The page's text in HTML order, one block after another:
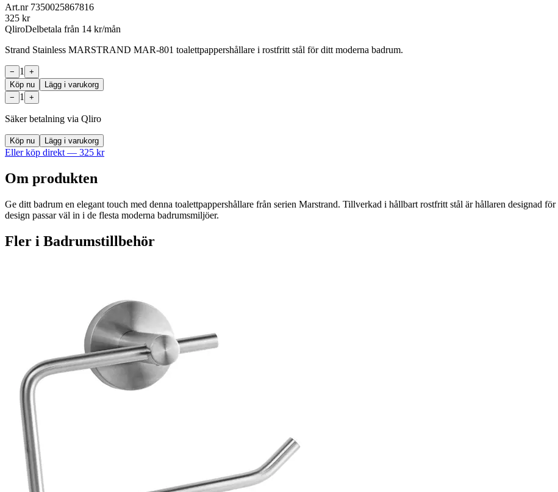
Art.nr 7350025867816
325 kr
QliroDelbetala från 14 kr/mån
Strand Stainless MARSTRAND MAR-801 toalettpappershållare i rostfritt stål för ditt moderna badrum.
− 1
+
Köp nu
Lägg i varukorg
−
1 +
Säker betalning via Qliro
Köp nu Lägg i varukorg
Eller köp direkt — 325 kr
Om produkten
Ge ditt badrum en elegant touch med denna toalettpappershållare från serien Marstrand. Tillverkad i hållbart rostfritt stål är hållaren designad
design passar väl in i de flesta moderna badrumsmiljöer.
Fler i Badrumstillbehör